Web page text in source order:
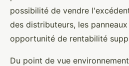
possibilité de vendre
des distributeurs, les
opportunité de rentabilité
Du point de vue